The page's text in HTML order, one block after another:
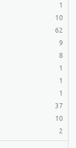
1
10
62
9
8
1
1
1
37
10
2
2